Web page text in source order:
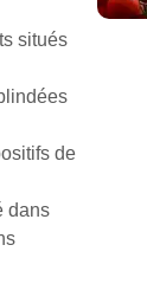
situés
de
dans